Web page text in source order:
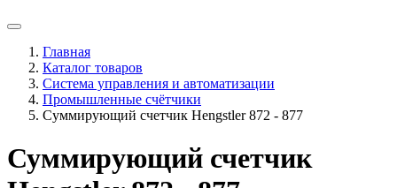
Главная
Каталог товаров
Система управления и автоматизации
Промышленные счётчики
Суммирующий счетчик Hengstler 872 - 877
Суммирующий счетчик